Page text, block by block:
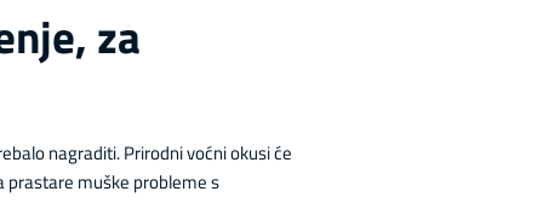
za
nagraditi. Prirodni voćni okusi će
prastare muške probleme s